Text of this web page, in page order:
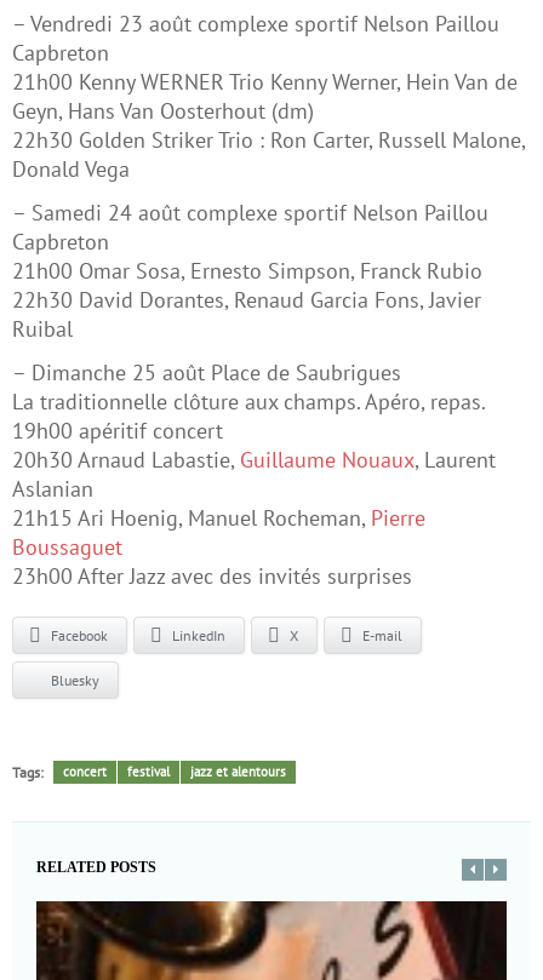
– Vendredi 23 août complexe sportif Nelson Paillou
Capbreton
21h00 Kenny WERNER Trio Kenny Werner, Hein Van de
Geyn, Hans Van Oosterhout (dm)
22h30 Golden Striker Trio : Ron Carter, Russell Malone,
Donald Vega
– Samedi 24 août complexe sportif Nelson Paillou
Capbreton
21h00 Omar Sosa, Ernesto Simpson, Franck Rubio
22h30 David Dorantes, Renaud Garcia Fons, Javier
Ruibal
– Dimanche 25 août Place de Saubrigues
La traditionnelle clôture aux champs. Apéro, repas.
19h00 apéritif concert
20h30 Arnaud Labastie, Guillaume Nouaux, Laurent
Aslanian
21h15 Ari Hoenig, Manuel Rocheman, Pierre
Boussaguet
23h00 After Jazz avec des invités surprises
Facebook LinkedIn X E-mail
Bluesky
Tags: concert festival jazz et alentours
RELATED POSTS